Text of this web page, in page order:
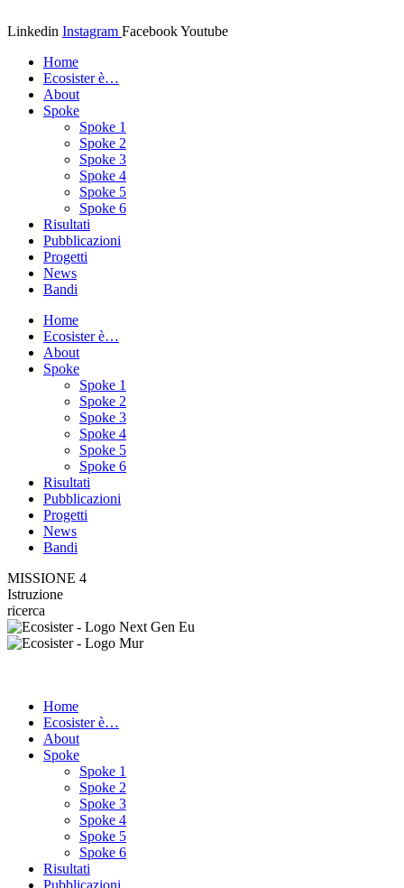
al
Linkedin Instagram FacebookYoutube
Home
Ecosister è…
About
Spoke
Spoke 1
Spoke 2
Spoke 3
Spoke 4
Spoke 5
Spoke 6
Risultati
Pubblicazioni
Progetti
News
Bandi
Home
Ecosister è…
About
Spoke
Spoke 1
Spoke 2
Spoke 3
Spoke 4
Spoke 5
Spoke 6
Risultati
Pubblicazioni
Progetti
News
Bandi
MISSIONE 4
Istruzione
ricerca
Home
Ecosister è…
About
Spoke
Spoke 1
Spoke 2
Spoke 3
Spoke 4
Spoke 5
Spoke 6
Risultati
Pubblicazioni